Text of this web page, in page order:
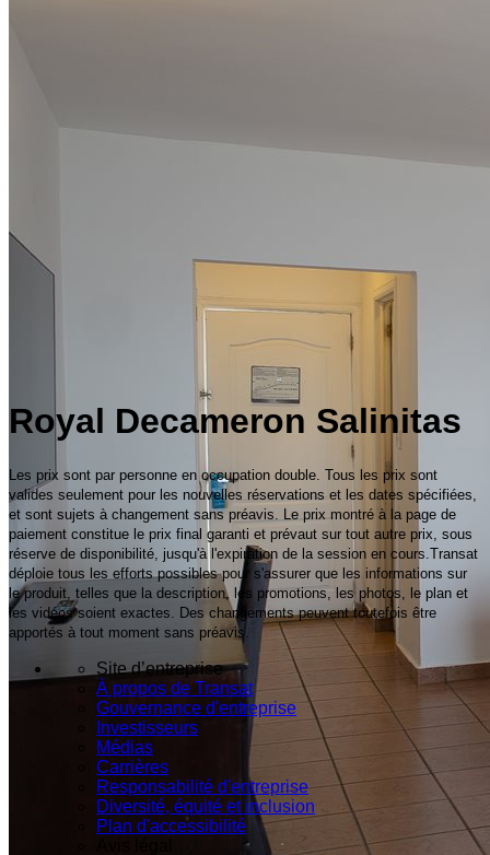
Royal Decameron Salinitas
Les prix sont par personne en occupation double. Tous les prix sont
valides seulement pour les nouvelles réservations et les dates spécifiées,
et sont sujets à changement sans préavis. Le prix montré à la page de
paiement constitue le prix final garanti et prévaut sur tout autre prix, sous
réserve de disponibilité, jusqu'à l'expiration de la session en cours.Transat
déploie tous les efforts possibles pour s'assurer que les informations sur
le produit, telles que la description, les promotions, les photos, le plan et
les vidéos soient exactes. Des changements peuvent toutefois être
apportés à tout moment sans préavis.
Site d’entreprise
À propos de Transat
Gouvernance d'entreprise
Investisseurs
Médias
Carrières
Responsabilité d'entreprise
Diversité, équité et inclusion
Plan d'accessibilité